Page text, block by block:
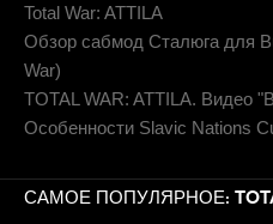
Total War: ATTILA
Обзор сабмод Сталюга для
War)
TOTAL WAR: ATTILA. Видео
Особенности Slavic Nations
САМОЕ ПОПУЛЯРНОЕ: